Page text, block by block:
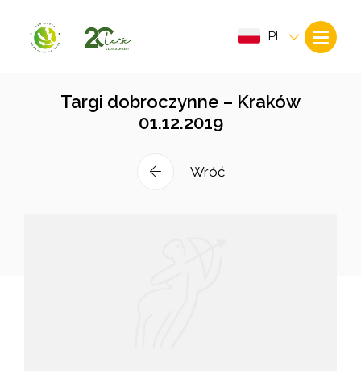
PL
Targi dobroczynne – Kraków
01.12.2019
Wróć